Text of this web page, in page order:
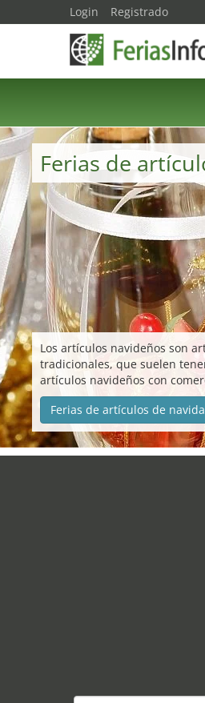
Ferias de
Los artículos navideños son
tradicionales, que suelen
artículos navideños con
Ferias de artículos de
Login Registrado